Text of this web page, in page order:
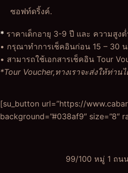
ซอฟท์ดริ้งค์.
* ราคาเด็กอายุ 3-9 ปี และ ความสูงต่
• กรุณาทำการเช็คอินก่อน 15 – 30 น
• สามารถใช้เอกสารเช็คอิน Tour
*Tour Voucher,ทางเราจะส่งให้ท่าน
[su_button url=”https://
background=”#038af9″ size=”8″
99/100 หมู่ 1 ถน